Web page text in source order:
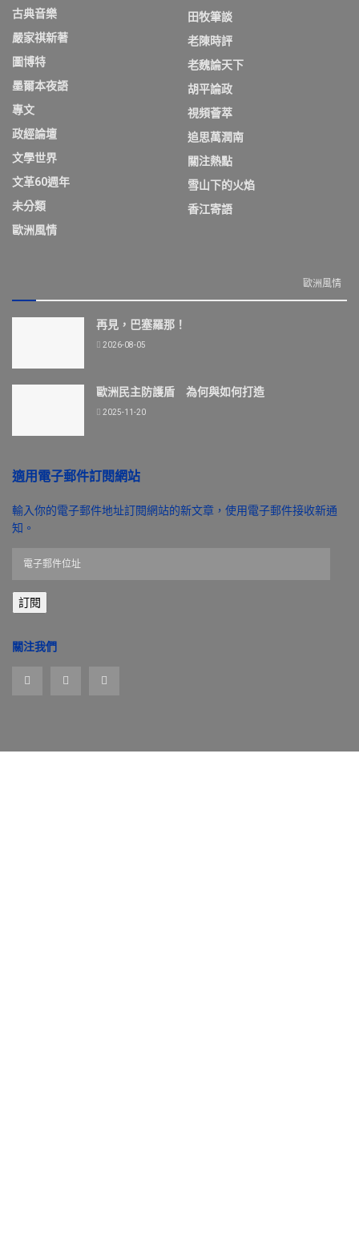
古典音樂
嚴家祺新著
圖博特
墨爾本夜語
專文
政經論壇
文學世界
文革60週年
未分類
歐洲風情
田牧筆談
老陳時評
老魏論天下
胡平論政
視頻薈萃
追思萬潤南
關注熱點
雪山下的火焰
香江寄語
歐洲風情
再見，巴塞羅那！
2026-08-05
歐洲民主防護盾 為何與如何打造
2025-11-20
適用電子郵件訂閱網站
輸入你的電子郵件地址訂閱網站的新文章，使用電子郵件接收新通
知。
郵
件
址
訂閱
關注我們